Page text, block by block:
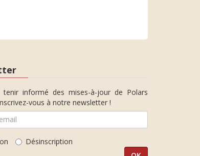
tenir informé des mises-à-jour de Polars
vous à notre newsletter !
Désinscription